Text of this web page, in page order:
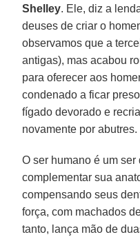
Shelley. Ele, diz a
deuses de criar o
observamos que a
antigas), mas acabou
para oferecer aos
condenado a ficar
fígado devorado e
novamente por abutres.
O ser humano é um
complementar sua
compensando seus
força, com machados
tanto, lança mão de